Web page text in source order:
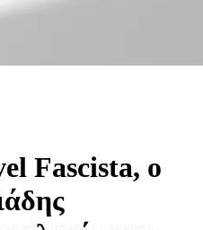
Fascista, ο